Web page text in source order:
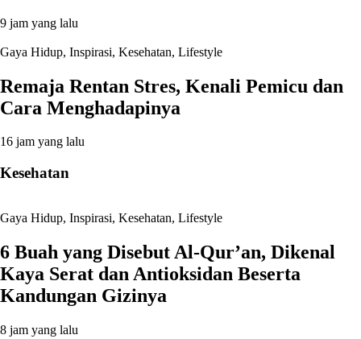
9 jam yang lalu
Gaya Hidup, Inspirasi, Kesehatan, Lifestyle
Remaja Rentan Stres, Kenali Pemicu dan
Cara Menghadapinya
16 jam yang lalu
Kesehatan
Gaya Hidup, Inspirasi, Kesehatan, Lifestyle
6 Buah yang Disebut Al-Qur’an, Dikenal
Kaya Serat dan Antioksidan Beserta
Kandungan Gizinya
8 jam yang lalu